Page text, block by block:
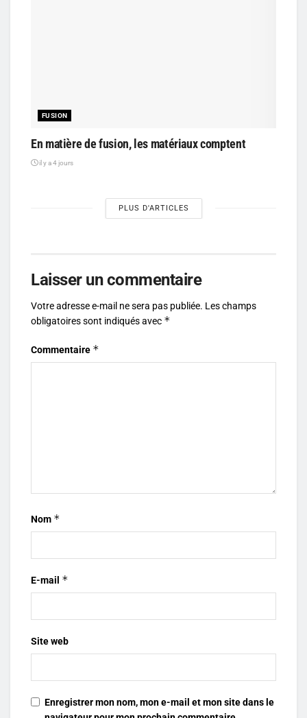
FUSION
En matière de fusion, les matériaux comptent
il y a 4 jours
PLUS D'ARTICLES
Laisser un commentaire
Votre adresse e-mail ne sera pas publiée. Les champs
obligatoires sont indiqués avec *
Commentaire *
Nom *
E-mail *
Site web
Enregistrer mon nom, mon e-mail et mon site dans le